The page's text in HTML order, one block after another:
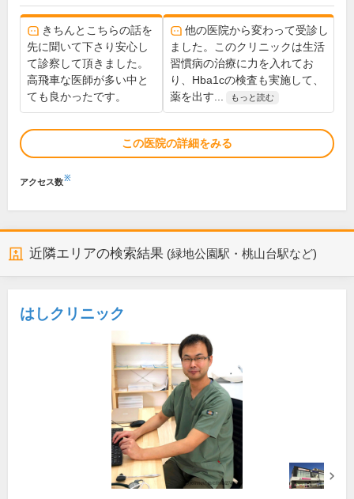
きちんとこちらの話を
先に聞いて下さり安心し
て診察して頂きました。
高飛車な医師が多い中と
ても良かったです。
他の医院から変わって受診し
ました。このクリニックは生活
習慣病の治療に力を入れてお
り、Hba1cの検査も実施して、
薬を出す...
もっと読む
この医院の詳細をみる
アクセス数※
近隣エリアの検索結果 (緑地公園駅・桃山台駅など)
はしクリニック